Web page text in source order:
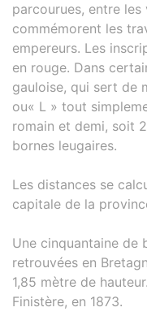
parcourues, entre
commémorent les
empereurs. Les
en rouge. Dans
gauloise, qui sert de
ou« L » tout
romain et demi, soit
bornes leugaires.
Les distances se
capitale de la
Une cinquantaine de
retrouvées en
1,85 mètre de
Finistère, en 1873.